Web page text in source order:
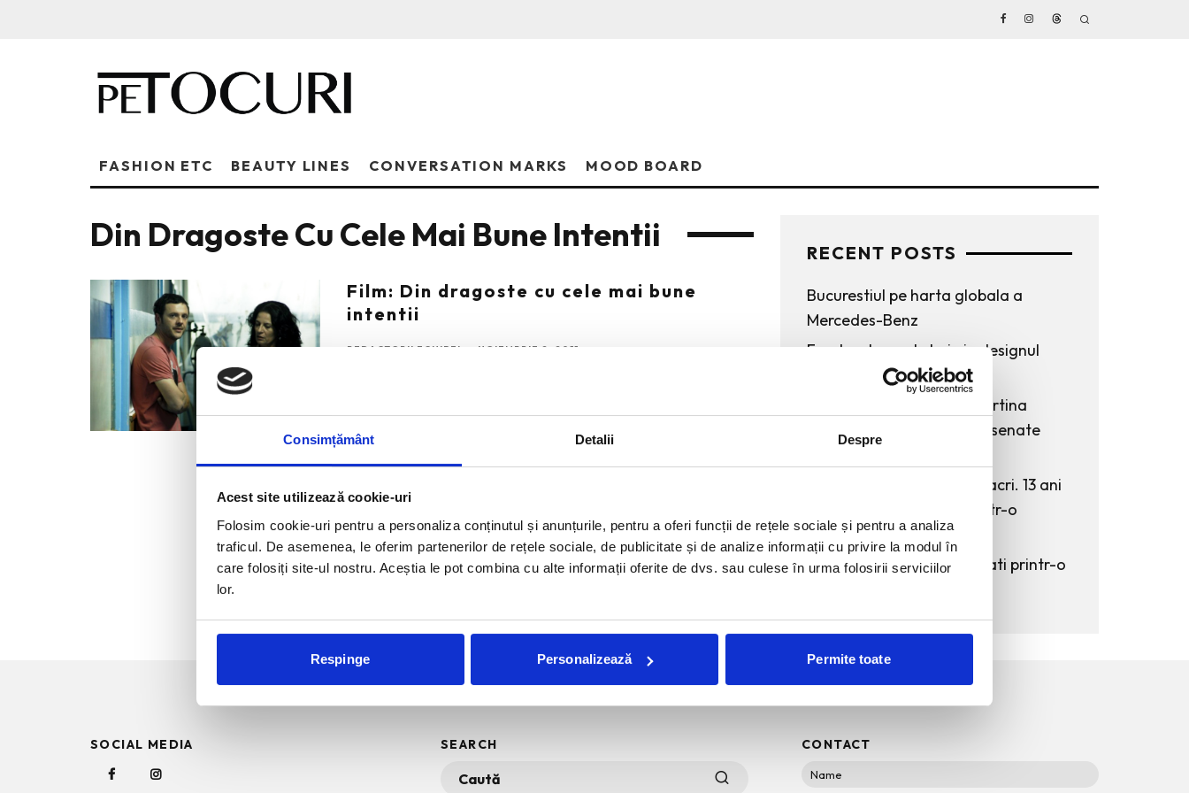
Consimțământ Detalii Despre
Acest site utilizează cookie-uri
Folosim cookie-uri pentru a personaliza conținutul și anunțurile, pentru a oferi funcții de rețele sociale și pentru a analiza
traficul. De asemenea, le oferim partenerilor de rețele sociale, de publicitate și de analize informații cu privire la modul în
care folosiți site-ul nostru. Aceștia le pot combina cu alte informații oferite de dvs. sau culese în urma folosirii serviciilor
lor.
Respinge Personalizează Permite toate
FASHION ETC BEAUTY LINES CONVERSATION MARKS MOOD BOARD
Din Dragoste Cu Cele Mai Bune Intentii
Film: Din dragoste cu cele mai bune
intentii
REDACTORII ECHIPEI NOIEMBRIE 2, 2011
RECENT POSTS
Bucurestiul pe harta globala a
Mercedes-Benz
Funda, element cheie in designul
rochiilor de ocazie
KAWS: Art & Comix la Albertina
Modern – cand benzile desenate
The Outsider. Andreea Macri. 13 ani
de fotografie de moda intr-o
expozitie.
60 de ani de Pepsi, celebrati printr-o
SOCIAL MEDIA SEARCH CONTACT